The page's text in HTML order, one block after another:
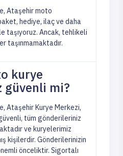
Ataşehir moto
hediye, ilaç ve daha
taşıyoruz. Ancak, tehlikeli
taşınmamaktadır.
kurye
mi?
Ataşehir Kurye Merkezi,
tüm gönderileriniz
ve kuryelerimiz
kişilerdir. Gönderilerinizin
önceliktir. Sigortalı